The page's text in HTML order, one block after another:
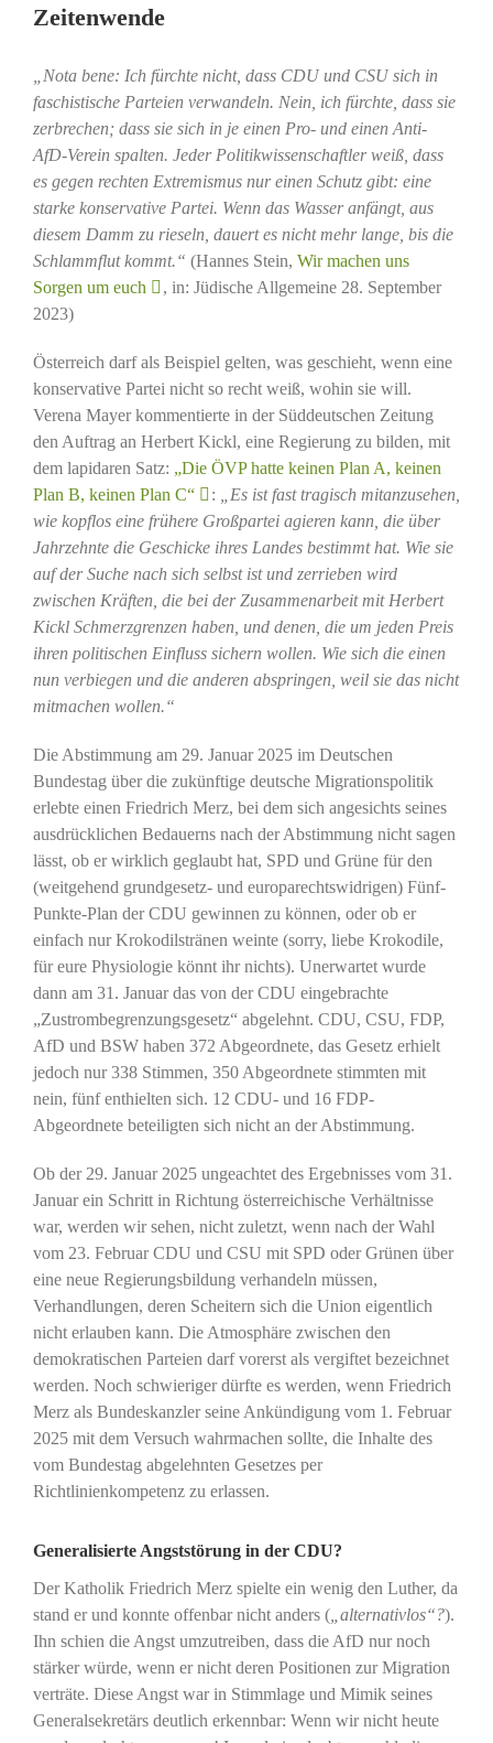
Zeitenwende
„Nota bene: Ich fürchte nicht, dass CDU und CSU sich in
faschistische Parteien verwandeln. Nein, ich fürchte, dass sie
zerbrechen; dass sie sich in je einen Pro- und einen Anti-
AfD-Verein spalten. Jeder Politikwissenschaftler weiß, dass
es gegen rechten Extremismus nur einen Schutz gibt: eine
starke konservative Partei. Wenn das Wasser anfängt, aus
diesem Damm zu rieseln, dauert es nicht mehr lange, bis die
Schlammflut kommt.“ (Hannes Stein, Wir machen uns
Sorgen um euch
, in: Jüdische Allgemeine 28. September
2023)
Österreich darf als Beispiel gelten, was geschieht, wenn eine
konservative Partei nicht so recht weiß, wohin sie will.
Verena Mayer kommentierte in der Süddeutschen Zeitung
den Auftrag an Herbert Kickl, eine Regierung zu bilden, mit
dem lapidaren Satz: „Die ÖVP hatte keinen Plan A, keinen
Plan B, keinen Plan C“
:
„Es ist fast tragisch mitanzusehen,
wie kopflos eine frühere Großpartei agieren kann, die über
Jahrzehnte die Geschicke ihres Landes bestimmt hat. Wie sie
auf der Suche nach sich selbst ist und zerrieben wird
zwischen Kräften, die bei der Zusammenarbeit mit Herbert
Kickl Schmerzgrenzen haben, und denen, die um jeden Preis
ihren politischen Einfluss sichern wollen. Wie sich die einen
nun verbiegen und die anderen abspringen, weil sie das nicht
mitmachen wollen.“
Die Abstimmung am 29. Januar 2025 im Deutschen
Bundestag über die zukünftige deutsche Migrationspolitik
erlebte einen Friedrich Merz, bei dem sich angesichts seines
ausdrücklichen Bedauerns nach der Abstimmung nicht sagen
lässt, ob er wirklich geglaubt hat, SPD und Grüne für den
(weitgehend grundgesetz- und europarechtswidrigen) Fünf-
Punkte-Plan der CDU gewinnen zu können, oder ob er
einfach nur Krokodilstränen weinte (sorry, liebe Krokodile,
für eure Physiologie könnt ihr nichts). Unerwartet wurde
dann am 31. Januar das von der CDU eingebrachte
„Zustrombegrenzungsgesetz“ abgelehnt. CDU, CSU, FDP,
AfD und BSW haben 372 Abgeordnete, das Gesetz erhielt
jedoch nur 338 Stimmen, 350 Abgeordnete stimmten mit
nein, fünf enthielten sich. 12 CDU- und 16 FDP-
Abgeordnete beteiligten sich nicht an der Abstimmung.
Ob der 29. Januar 2025 ungeachtet des Ergebnisses vom 31.
Januar ein Schritt in Richtung österreichische Verhältnisse
war, werden wir sehen, nicht zuletzt, wenn nach der Wahl
vom 23. Februar CDU und CSU mit SPD oder Grünen über
eine neue Regierungsbildung verhandeln müssen,
Verhandlungen, deren Scheitern sich die Union eigentlich
nicht erlauben kann. Die Atmosphäre zwischen den
demokratischen Parteien darf vorerst als vergiftet bezeichnet
werden. Noch schwieriger dürfte es werden, wenn Friedrich
Merz als Bundeskanzler seine Ankündigung vom 1. Februar
2025 mit dem Versuch wahrmachen sollte, die Inhalte des
vom Bundestag abgelehnten Gesetzes per
Richtlinienkompetenz zu erlassen.
Generalisierte Angststörung in der CDU?
Der Katholik Friedrich Merz spielte ein wenig den Luther, da
stand er und konnte offenbar nicht anders („alternativlos“?).
Ihn schien die Angst umzutreiben, dass die AfD nur noch
stärker würde, wenn er nicht deren Positionen zur Migration
verträte. Diese Angst war in Stimmlage und Mimik seines
Generalsekretärs deutlich erkennbar: Wenn wir nicht heute